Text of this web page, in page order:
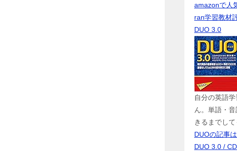
amazonで人
ran学習教材
DUO 3.0
自分の英語
ん。単語・
きるまでして
DUOの記事
DUO 3.0 /